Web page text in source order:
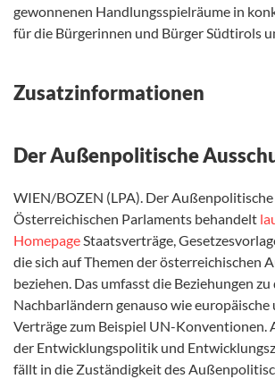
gewonnenen Handlungsspielräume in
für die Bürgerinnen und Bürger Südtirols
Zusatzinformationen
Der Außenpolitische
WIEN/BOZEN (LPA). Der Außenpolitische
Österreichischen Parlaments behandelt
HomepageStaatsverträge,
die sich auf Themen der österreichischen
beziehen. Das umfasst die Beziehungen zu
Nachbarländern genauso wie
Verträge zum Beispiel UN-Konventionen.
der Entwicklungspolitik und
fällt in die Zuständigkeit des